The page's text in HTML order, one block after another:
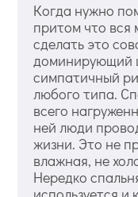
Когда нужно
притом что вся
сделать это
доминирующий
симпатичный
любого типа.
всего
ней люди
жизни. Это не
влажная, не
Нередко